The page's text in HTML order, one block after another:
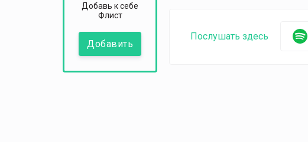
Добавь к себе
Флист
Добавить
Послушать здесь